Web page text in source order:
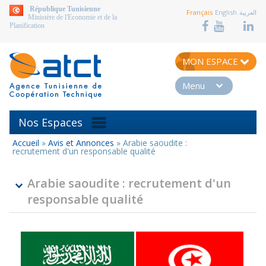
aller au contenu
République Tunisienne
Ministère de l'Economie et de la
Planification
Français English العربية
MON ESPACE
Menu
Nos Espaces
Vous
êtes
Accueil » Avis et Annonces » Arabie saoudite :
recrutement d'un responsable qualité
Arabie saoudite : recrutement d'un
responsable qualité